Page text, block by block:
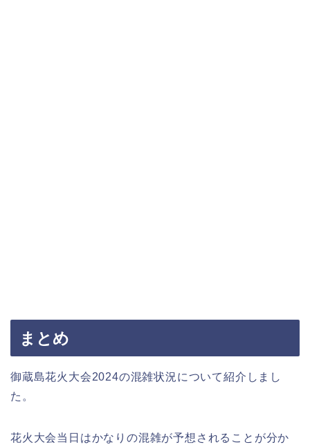
まとめ
御蔵島花火大会2024の混雑状況について紹介しまし
た。
花火大会当日はかなりの混雑が予想されることが分か